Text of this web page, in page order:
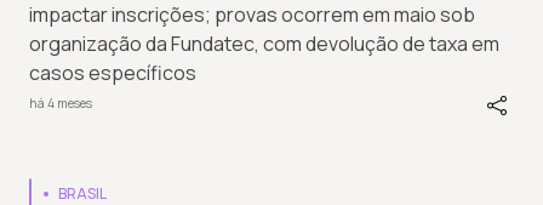
impactar inscrições; provas ocorrem em maio sob
organização da Fundatec, com devolução de taxa em
casos específicos
há 4 meses
BRASIL